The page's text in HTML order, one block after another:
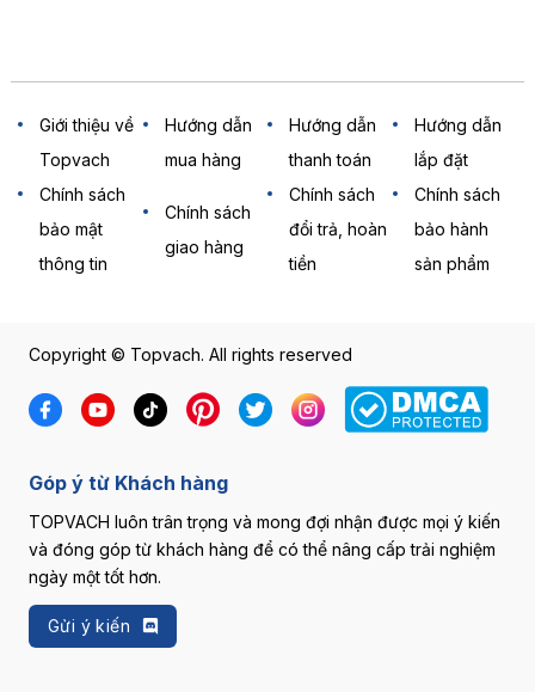
Giới thiệu về
Topvach
Hướng dẫn
mua hàng
Hướng dẫn
thanh toán
Hướng dẫn
lắp đặt
Chính sách
bảo mật
thông tin
Chính sách
giao hàng
Chính sách
đổi trả, hoàn
tiền
Chính sách
bảo hành
sản phẩm
Copyright © Topvach. All rights reserved
Góp ý từ Khách hàng
TOPVACH luôn trân trọng và mong đợi nhận được mọi ý kiến
và đóng góp từ khách hàng để có thể nâng cấp trải nghiệm
ngày một tốt hơn.
Gửi ý kiến